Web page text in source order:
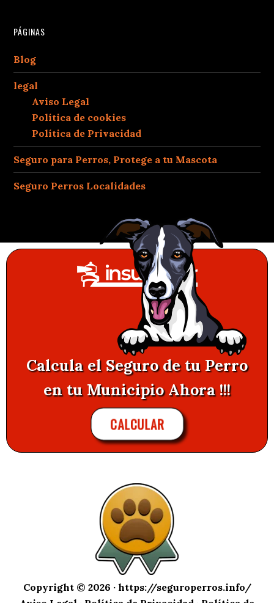
PÁGINAS
Blog
legal
Aviso Legal
Política de cookies
Política de Privacidad
Seguro para Perros, Protege a tu Mascota
Seguro Perros Localidades
Calcula el Seguro de tu Perro
en tu Municipio Ahora !!!
CALCULAR
Copyright © 2026 · https://seguroperros.info/